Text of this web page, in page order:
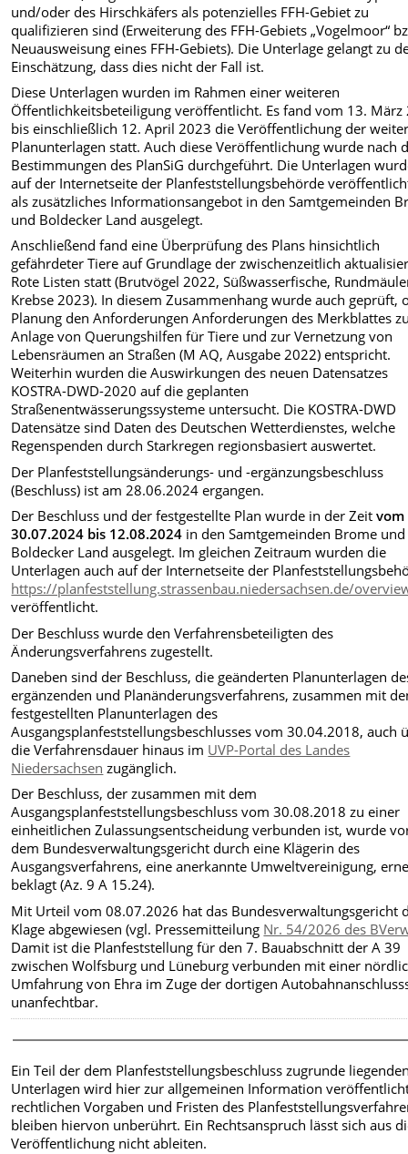
und/oder des Hirschkäfers als potenzielles FFH-Gebiet zu
qualifizieren sind (Erweiterung des FFH-Gebiets „Vogelmoor“
Neuausweisung eines FFH-Gebiets). Die Unterlage gelangt zu
Einschätzung, dass dies nicht der Fall ist.
Diese Unterlagen wurden im Rahmen einer weiteren
Öffentlichkeitsbeteiligung veröffentlicht. Es fandvom 13. März
bis einschließlich 12. April 2023 die Veröffentlichung der
Planunterlagen statt. Auch diese Veröffentlichung wurde nach
Bestimmungen des PlanSiG durchgeführt. Die Unterlagen
auf der Internetseite der Planfeststellungsbehörde
als zusätzliches Informationsangebot in den Samtgemeinden
und Boldecker Land ausgelegt.
Anschließend fand eine Überprüfung des Plans hinsichtlich
gefährdeter Tiere auf Grundlage der zwischenzeitlich
Rote Listen statt (Brutvögel 2022, Süßwasserfische,
Krebse 2023). In diesem Zusammenhang wurde auch geprüft,
Planung den Anforderungen Anforderungen des Merkblattes
Anlage von Querungshilfen für Tiere und zur Vernetzung von
Lebensräumen an Straßen (M AQ, Ausgabe 2022) entspricht.
Weiterhin wurden die Auswirkungen des neuen Datensatzes
KOSTRA-DWD-2020 auf die geplanten
Straßenentwässerungssysteme untersucht. Die KOSTRA-DWD
Datensätze sind Daten des Deutschen Wetterdienstes, welche
Regenspenden durch Starkregen regionsbasiert auswertet.
Der Planfeststellungsänderungs- und -ergänzungsbeschluss
(Beschluss) ist am 28.06.2024 ergangen.
Der Beschluss und der festgestellte Plan wurde in der Zeitvom
30.07.2024 bis 12.08.2024 in den Samtgemeinden Brome und
Boldecker Land ausgelegt. Im gleichen Zeitraum wurden die
Unterlagen auch auf der Internetseite der
https://planfeststellung.strassenbau.niedersachsen.de/
veröffentlicht.
Der Beschluss wurde den Verfahrensbeteiligten des
Änderungsverfahrens zugestellt.
Daneben sind der Beschluss, die geänderten Planunterlagen
ergänzenden und Planänderungsverfahrens, zusammen mit
festgestellten Planunterlagen des
Ausgangsplanfeststellungsbeschlusses vom 30.04.2018, auch
die Verfahrensdauer hinaus im UVP-Portal des Landes
Niedersachsen zugänglich.
Der Beschluss, der zusammen mit dem
Ausgangsplanfeststellungsbeschluss vom 30.08.2018 zu einer
einheitlichen Zulassungsentscheidung verbunden ist, wurde
dem Bundesverwaltungsgericht durch eine Klägerin des
Ausgangsverfahrens, eine anerkannte Umweltvereinigung,
beklagt (Az. 9 A 15.24).
Mit Urteil vom 08.07.2026 hat das Bundesverwaltungsgericht
Klage abgewiesen (vgl. Pressemitteilung Nr. 54/2026 des
Damit ist die Planfeststellung für den 7. Bauabschnitt der A 39
zwischen Wolfsburg und Lüneburg verbunden mit einer
Umfahrung von Ehra im Zuge der dortigen
unanfechtbar.
Ein Teil der dem Planfeststellungsbeschluss zugrunde
Unterlagen wird hier zur allgemeinen Information
rechtlichen Vorgaben und Fristen des
bleiben hiervon unberührt. Ein Rechtsanspruch lässt sich aus
Veröffentlichung nicht ableiten.